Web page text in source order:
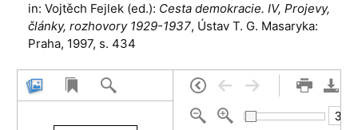
in: Vojtěch Fejlek (ed.): Cesta demokracie. IV, Projevy,
články, rozhovory 1929-1937, Ústav T. G. Masaryka:
Praha, 1997, s. 434